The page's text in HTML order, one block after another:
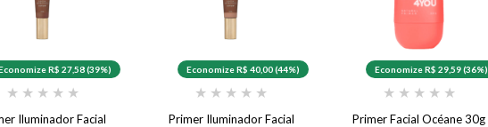
R$ 27,58 (39%)
★ ★ ★ ★ ★
Iluminador Facial
Economize R$ 40,00 (44%)
★ ★ ★ ★ ★
Primer Iluminador Facial
Economize R$ 29,59 (36%)
★ ★ ★ ★ ★
Primer Facial Océane 30g